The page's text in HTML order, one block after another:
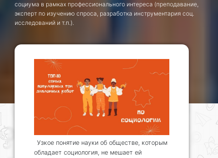
социума в рамках профессионального интереса (преподавание,
эксперт по изучению спроса, разработка инструментария соц.
исследований и т.п.).
Узкое понятие науки об обществе, которым
обладает социология, не мешает ей